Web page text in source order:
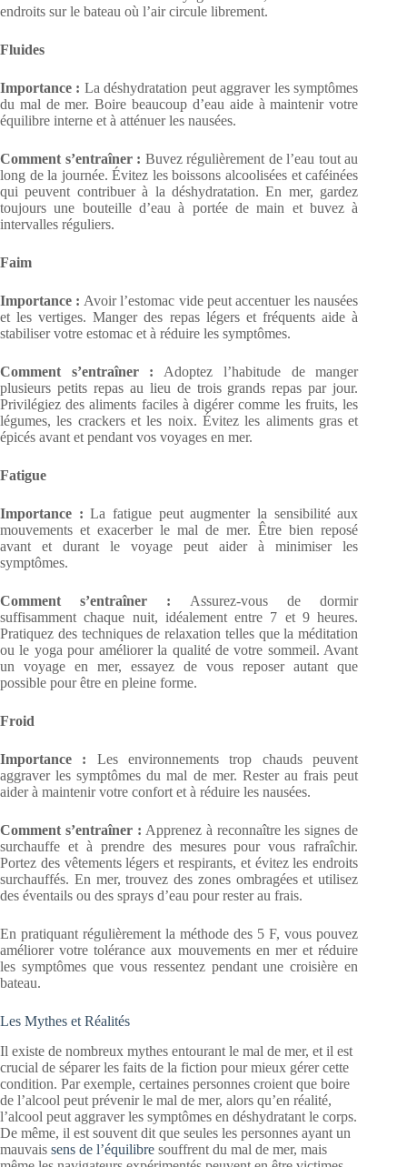
endroits sur le bateau où l’air circule librement.
Fluides
Importance : La déshydratation peut aggraver les symptômes
du mal de mer. Boire beaucoup d’eau aide à maintenir votre
équilibre interne et à atténuer les nausées.
Comment s’entraîner : Buvez régulièrement de l’eau tout au
long de la journée. Évitez les boissons alcoolisées et caféinées
qui peuvent contribuer à la déshydratation. En mer, gardez
toujours une bouteille d’eau à portée de main et buvez à
intervalles réguliers.
Faim
Importance : Avoir l’estomac vide peut accentuer les nausées
et les vertiges. Manger des repas légers et fréquents aide à
stabiliser votre estomac et à réduire les symptômes.
Comment s’entraîner : Adoptez l’habitude de manger
plusieurs petits repas au lieu de trois grands repas par jour.
Privilégiez des aliments faciles à digérer comme les fruits, les
légumes, les crackers et les noix. Évitez les aliments gras et
épicés avant et pendant vos voyages en mer.
Fatigue
Importance : La fatigue peut augmenter la sensibilité aux
mouvements et exacerber le mal de mer. Être bien reposé
avant et durant le voyage peut aider à minimiser les
symptômes.
Comment s’entraîner : Assurez-vous de dormir
suffisamment chaque nuit, idéalement entre 7 et 9 heures.
Pratiquez des techniques de relaxation telles que la méditation
ou le yoga pour améliorer la qualité de votre sommeil. Avant
un voyage en mer, essayez de vous reposer autant que
possible pour être en pleine forme.
Froid
Importance : Les environnements trop chauds peuvent
aggraver les symptômes du mal de mer. Rester au frais peut
aider à maintenir votre confort et à réduire les nausées.
Comment s’entraîner : Apprenez à reconnaître les signes de
surchauffe et à prendre des mesures pour vous rafraîchir.
Portez des vêtements légers et respirants, et évitez les endroits
surchauffés. En mer, trouvez des zones ombragées et utilisez
des éventails ou des sprays d’eau pour rester au frais.
En pratiquant régulièrement la méthode des 5 F, vous pouvez
améliorer votre tolérance aux mouvements en mer et réduire
les symptômes que vous ressentez pendant une croisière en
bateau.
Les Mythes et Réalités
Il existe de nombreux mythes entourant le mal de mer, et il est
crucial de séparer les faits de la fiction pour mieux gérer cette
condition. Par exemple, certaines personnes croient que boire
de l’alcool peut prévenir le mal de mer, alors qu’en réalité,
l’alcool peut aggraver les symptômes en déshydratant le corps.
De même, il est souvent dit que seules les personnes ayant un
mauvais sens de l’équilibre souffrent du mal de mer, mais